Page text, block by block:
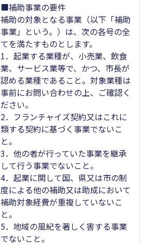
■補助事業の要件
補助の対象となる事業（以下「補助
事業」という。）は、次の各号の全
てを満たすものとします。
1．起業する業種が、小売業、飲食
業、サービス業等で、かつ、市長が
認める業種であること。対象業種は
事前にお問い合わせの上、ご確認く
ださい。
2．フランチャイズ契約又はこれに
類する契約に基づく事業でないこ
と。
3．他の者が行っていた事業を継承
して行う事業でないこと。
4．起業に関して国、県又は市の制
度による他の補助又は助成において
補助対象経費が重複していないこ
と。
5．地域の風紀を著しく害する事業
でないこと。